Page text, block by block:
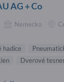
AG + Co
Nemecko
hadice
Dverové